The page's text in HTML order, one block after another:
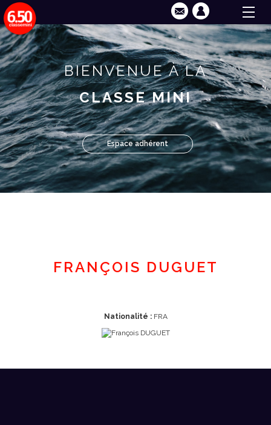
BIENVENUE À LA
CLASSE MINI
Espace adhérent
FRANÇOIS DUGUET
Nationalité :FRA